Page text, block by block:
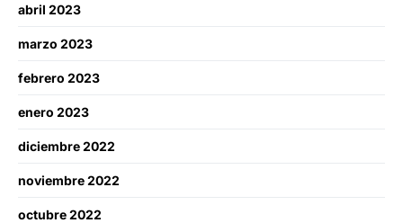
abril 2023
marzo 2023
febrero 2023
enero 2023
diciembre 2022
noviembre 2022
octubre 2022